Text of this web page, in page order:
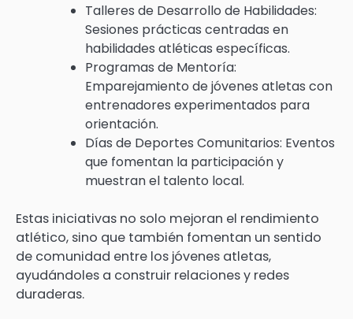
Talleres de Desarrollo de Habilidades:
Sesiones prácticas centradas en
habilidades atléticas específicas.
Programas de Mentoría:
Emparejamiento de jóvenes atletas con
entrenadores experimentados para
orientación.
Días de Deportes Comunitarios: Eventos
que fomentan la participación y
muestran el talento local.
Estas iniciativas no solo mejoran el rendimiento
atlético, sino que también fomentan un sentido
de comunidad entre los jóvenes atletas,
ayudándoles a construir relaciones y redes
duraderas.